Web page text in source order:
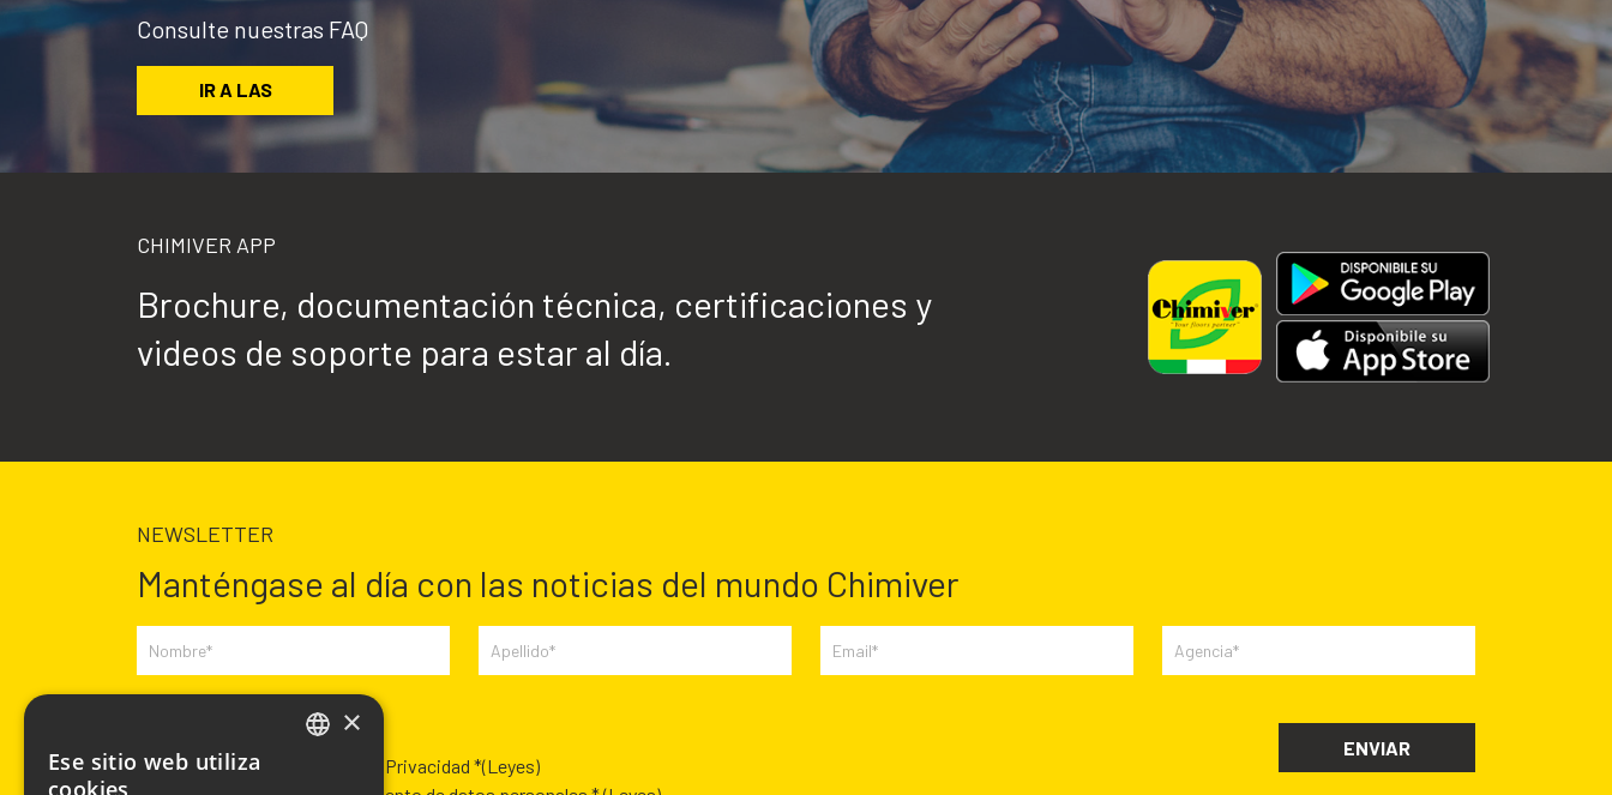
Consulte nuestras FAQ
IR A LAS
CHIMIVER APP
Brochure, documentación técnica, certificaciones y
videos de soporte para estar al día.
NEWSLETTER
Manténgase al día con las noticias del mundo Chimiver
Habiendo leído la Política de Privacidad *(Leyes)
×
Ese sitio web utiliza
cookies